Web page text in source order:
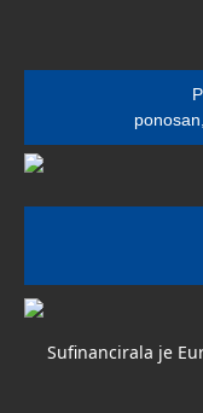
Sufinancirala je